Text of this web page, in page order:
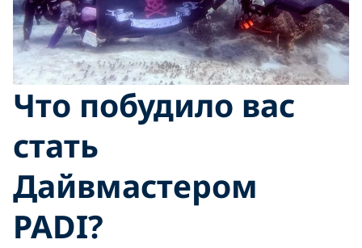
Что побудило вас
стать
Дайвмастером
PADI?